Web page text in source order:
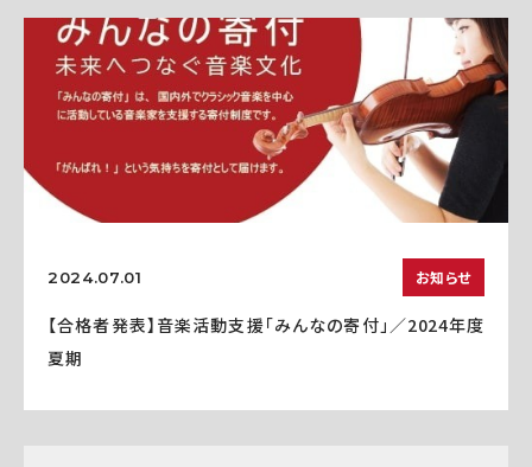
2024.07.01 お知らせ
【合格者発表】音楽活動支援「みんなの寄付」／2024年度
夏期